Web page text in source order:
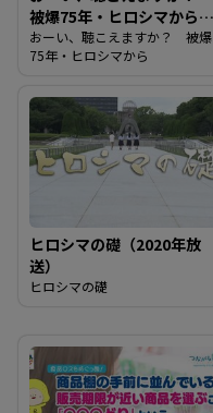
被爆75年・ヒロシマから
（2020年放送）
おーい、聴こえますか？ 被爆
75年・ヒロシマから
ヒロシマの礎（2020年放
送）
ヒロシマの礎